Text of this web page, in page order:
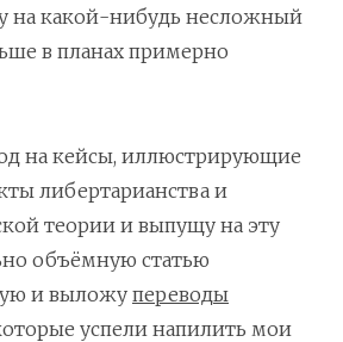
на какой-нибудь несложный
в планах примерно
на кейсы, иллюстрирующие
либертарианства и
теории и выпущу на эту
объёмную статью
и выложупереводы
успели напилить мои